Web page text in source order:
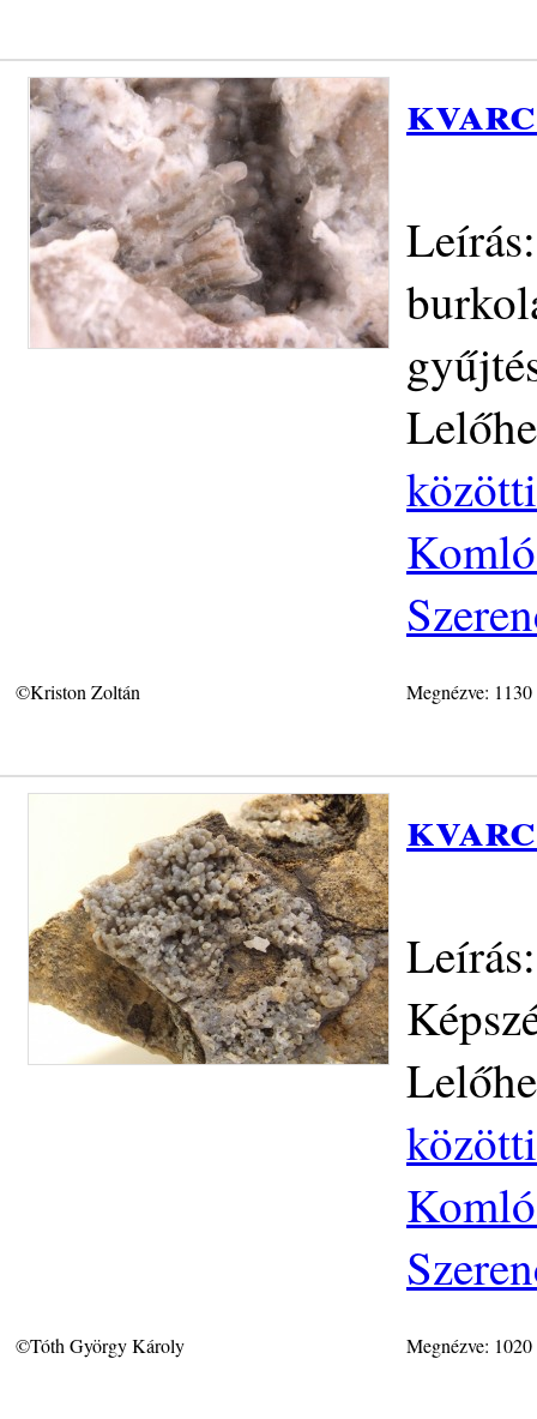
©Kriston Zoltán Megnézve:
©Tóth György Károly Megnézve: